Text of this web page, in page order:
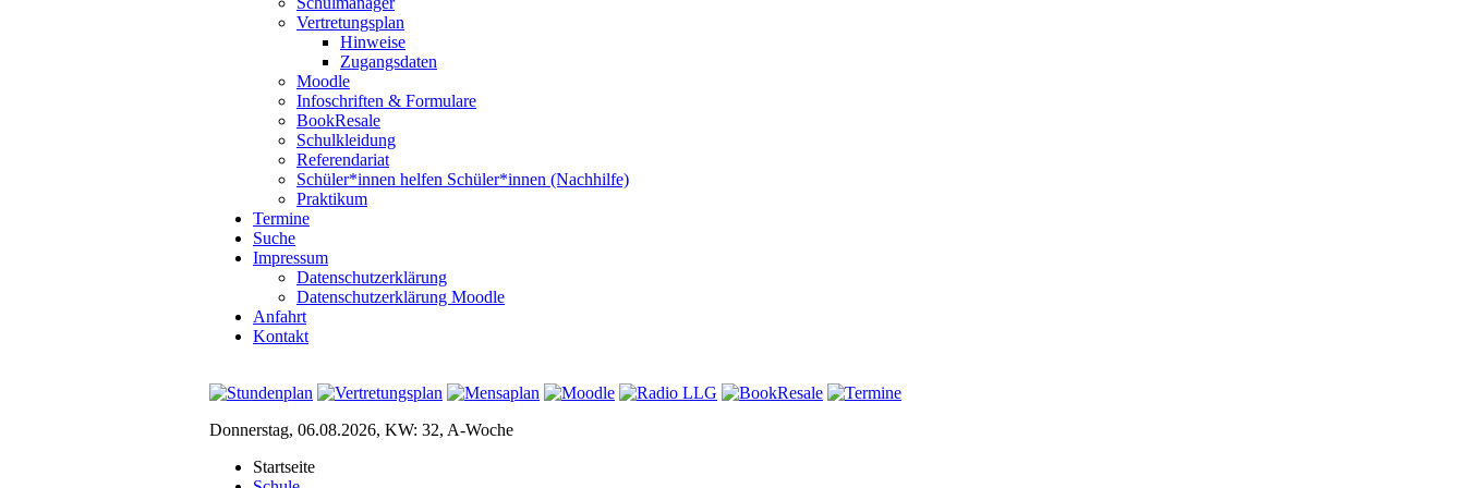
Vertretungsplan
Hinweise
Zugangsdaten
Moodle
Infoschriften & Formulare
BookResale
Schulkleidung
Referendariat
Schüler*innen helfen Schüler*innen (Nachhilfe)
Praktikum
Termine
Suche
Impressum
Datenschutzerklärung
Datenschutzerklärung Moodle
Anfahrt
Kontakt
Donnerstag, 06.08.2026, KW: 32, A-Woche
Startseite